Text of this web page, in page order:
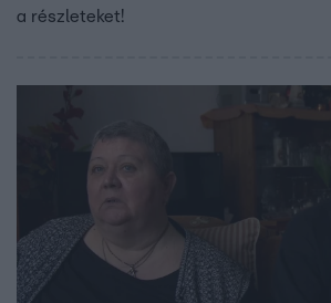
a részleteket!